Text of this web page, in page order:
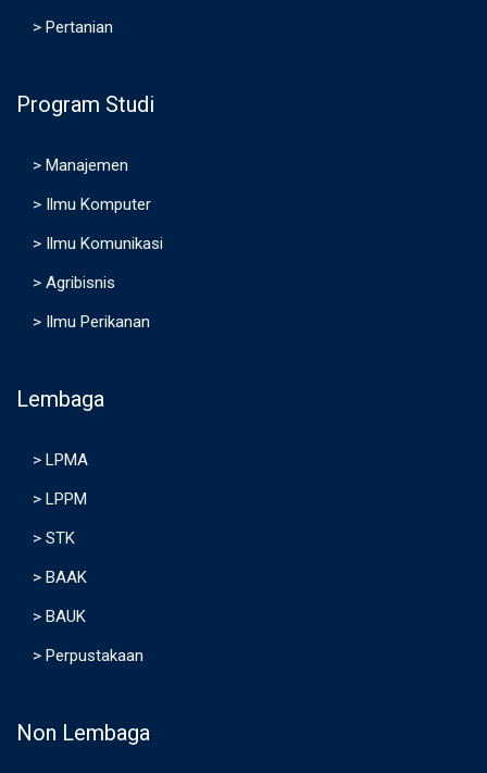
> Pertanian
Program Studi
> Manajemen
> Ilmu Komputer
> Ilmu Komunikasi
> Agribisnis
> Ilmu Perikanan
Lembaga
> LPMA
> LPPM
> STK
> BAAK
> BAUK
> Perpustakaan
Non Lembaga